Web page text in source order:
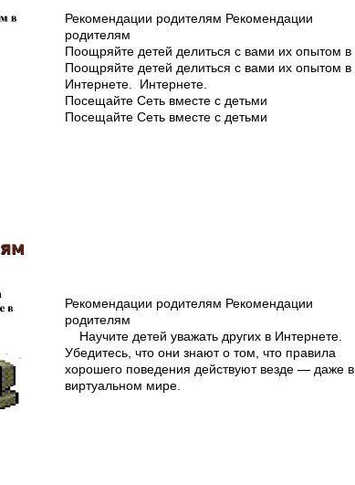
Рекомендации родителям Рекомендации
родителям
Поощряйте детей делиться с вами их опытом в
Поощряйте детей делиться с вами их опытом в
Интернете. Интернете.
Посещайте Сеть вместе с детьми
Посещайте Сеть вместе с детьми
Рекомендации родителям Рекомендации
родителям
Научите детей уважать других в Интернете.
Убедитесь, что они знают о том, что правила
хорошего поведения действуют везде — даже в
виртуальном мире.